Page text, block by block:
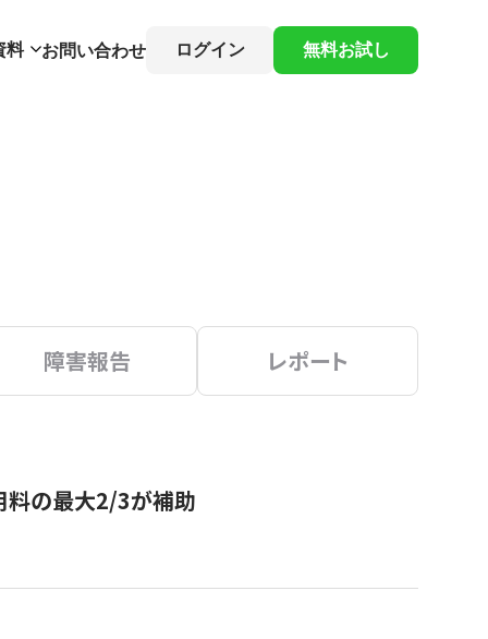
料 お問い合わせ ログイン 無料お試し
障害報告 レポート
料の最大2/3が補助